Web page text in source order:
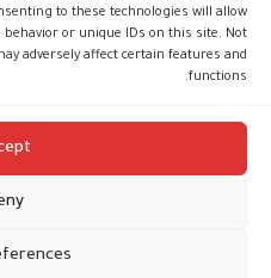
to these technologies will allow
or unique IDs on this site. Not
adversely affect certain features and
functions.